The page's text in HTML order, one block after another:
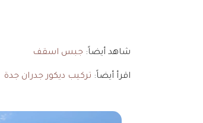
شاهد أيضاً: جبس اسقف
اقرأ أيضاً: تركيب ديكور جدران جدة